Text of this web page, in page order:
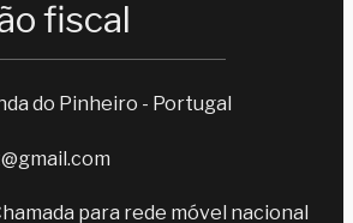
fiscal
do Pinheiro - Portugal
para rede móvel nacional